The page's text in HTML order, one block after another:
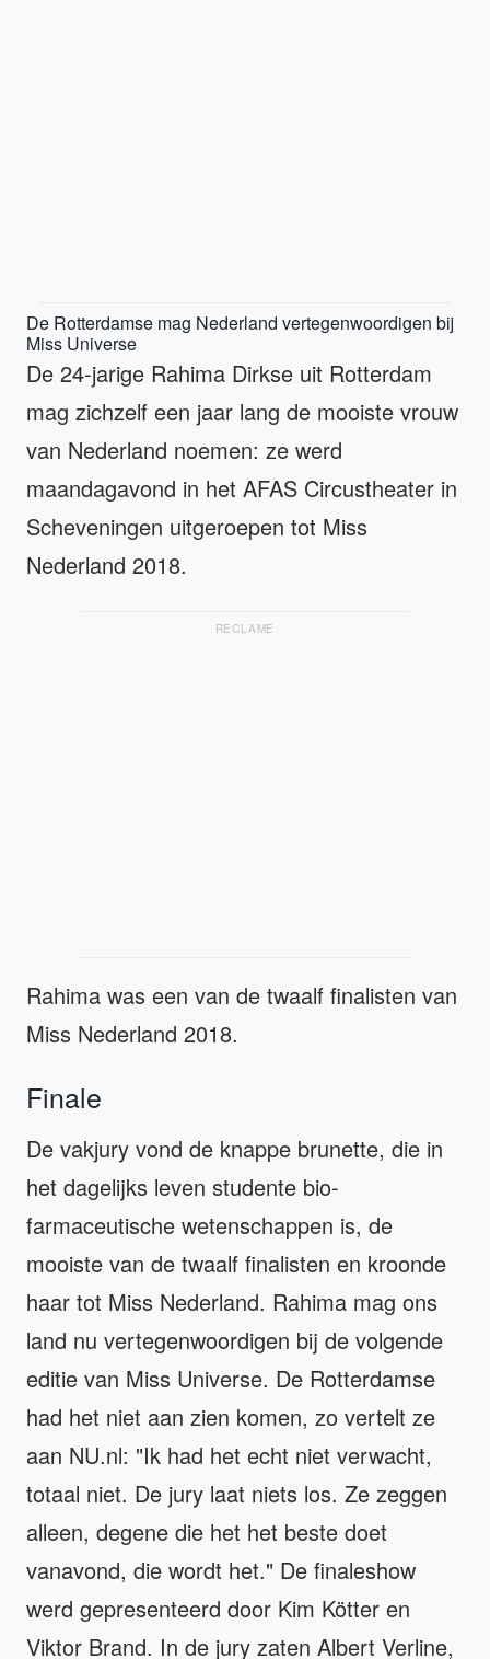
De Rotterdamse mag Nederland vertegenwoordigen bij
Miss Universe
De 24-jarige Rahima Dirkse uit Rotterdam
mag zichzelf een jaar lang de mooiste vrouw
van Nederland noemen: ze werd
maandagavond in het AFAS Circustheater in
Scheveningen uitgeroepen tot Miss
Nederland 2018.
RECLAME
Rahima was een van de twaalf finalisten van
Miss Nederland 2018.
Finale
De vakjury vond de knappe brunette, die in
het dagelijks leven studente bio-
farmaceutische wetenschappen is, de
mooiste van de twaalf finalisten en kroonde
haar tot Miss Nederland. Rahima mag ons
land nu vertegenwoordigen bij de volgende
editie van Miss Universe. De Rotterdamse
had het niet aan zien komen, zo vertelt ze
aan NU.nl: "Ik had het echt niet verwacht,
totaal niet. De jury laat niets los. Ze zeggen
alleen, degene die het het beste doet
vanavond, die wordt het." De finaleshow
werd gepresenteerd door Kim Kötter en
Viktor Brand. In de jury zaten Albert Verline,